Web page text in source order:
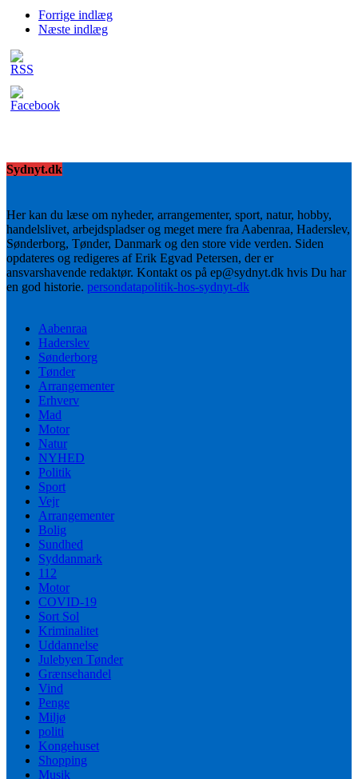
Forrige indlæg
Næste indlæg
Sydnyt.dk
Her kan du læse om nyheder, arrangementer, sport, natur, hobby,
handelslivet, arbejdspladser og meget mere fra Aabenraa, Haderslev,
Sønderborg, Tønder, Danmark og den store vide verden. Siden
opdateres og redigeres af Erik Egvad Petersen, der er
ansvarshavende redaktør. Kontakt os på ep@sydnyt.dk hvis Du har
en god historie. persondatapolitik-hos-sydnyt-dk
Aabenraa
Haderslev
Sønderborg
Tønder
Arrangementer
Erhverv
Mad
Motor
Natur
NYHED
Politik
Sport
Vejr
Arrangementer
Bolig
Sundhed
Syddanmark
112
Motor
COVID-19
Sort Sol
Kriminalitet
Uddannelse
Julebyen Tønder
Grænsehandel
Vind
Penge
Miljø
politi
Kongehuset
Shopping
Musik